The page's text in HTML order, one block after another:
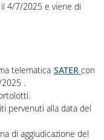
4/7/2025 e viene di
telematica SATER con
.
pervenuti alla data del
di aggiudicazione del